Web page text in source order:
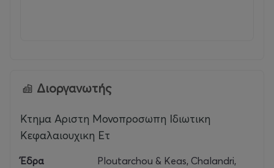
Διοργανωτής
Κτημα Αριστη Μονοπροσωπη Ιδιωτικη
Κεφαλαιουχικη Ετ
Έδρα
Ploutarchou & Keas, Chalandri,